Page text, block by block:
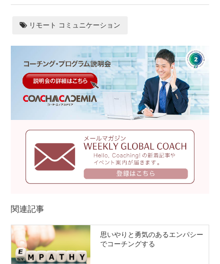
リモート コミュニケーション
関連記事
思いやりと勇気のあるエンパシー
でコーチングする